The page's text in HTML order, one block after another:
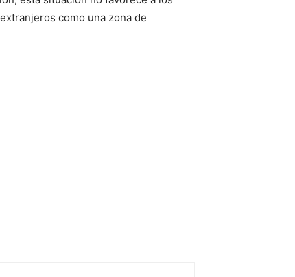
como una zona de